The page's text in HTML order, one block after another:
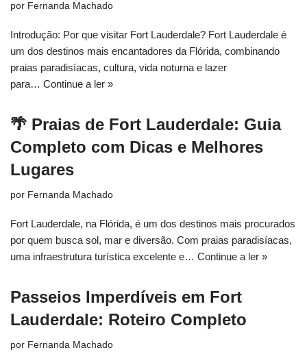
por Fernanda Machado
Introdução: Por que visitar Fort Lauderdale? Fort Lauderdale é
um dos destinos mais encantadores da Flórida, combinando
praias paradisíacas, cultura, vida noturna e lazer
para… Continue a ler »
🌴 Praias de Fort Lauderdale: Guia
Completo com Dicas e Melhores
Lugares
por Fernanda Machado
Fort Lauderdale, na Flórida, é um dos destinos mais procurados
por quem busca sol, mar e diversão. Com praias paradisíacas,
uma infraestrutura turística excelente e… Continue a ler »
Passeios Imperdíveis em Fort
Lauderdale: Roteiro Completo
por Fernanda Machado